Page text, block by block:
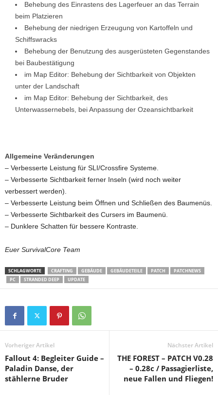
Behebung des Einrastens des Lagerfeuer an das Terrain
beim Platzieren
Behebung der niedrigen Erzeugung von Kartoffeln und
Schiffswracks
Behebung der Benutzung des ausgerüsteten Gegenstandes
bei Baubestätigung
im Map Editor: Behebung der Sichtbarkeit von Objekten
unter der Landschaft
im Map Editor: Behebung der Sichtbarkeit, des
Unterwassernebels, bei Anpassung der Ozeansichtbarkeit
Allgemeine Veränderungen
– Verbesserte Leistung für SLI/Crossfire Systeme.
– Verbesserte Sichtbarkeit ferner Inseln (wird noch weiter
verbessert werden).
– Verbesserte Leistung beim Öffnen und Schließen des Baumenüs.
– Verbesserte Sichtbarkeit des Cursers im Baumenü.
– Dunklere Schatten für bessere Kontraste.
Euer SurvivalCore Team
SCHLAGWORTE CRAFTING GEBÄUDE GEBÄUDETEILE PATCH
PATCHNEWS
PC
STRANDED DEEP UPDATE
Vorheriger Artikel
Fallout 4: Begleiter Guide –
Paladin Danse, der
stählerne Bruder
Nächster Artikel
THE FOREST – PATCH V0.28
– 0.28c / Passagierliste,
neue Fallen und Fliegen!